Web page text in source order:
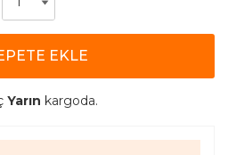
EKLE
Yarın kargoda.